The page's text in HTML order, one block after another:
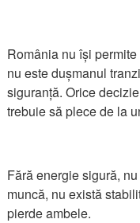
România nu își
nu este dușmanul
siguranță. Orice
trebuie să plece de la
Fără energie sigură,
muncă, nu există
pierde ambele.